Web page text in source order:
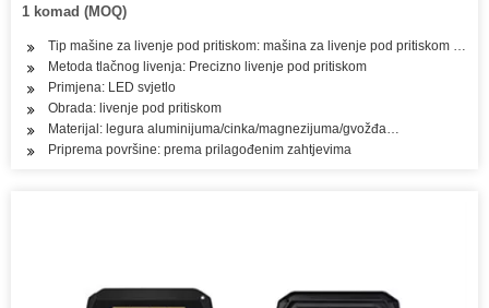
1 komad (MOQ)
Tip mašine za livenje pod pritiskom: mašina za livenje pod pritiskom u
Metoda tlačnog livenja: Precizno livenje pod pritiskom
Primjena: LED svjetlo
Obrada: livenje pod pritiskom
Materijal: legura aluminijuma/cinka/magnezijuma/gvožđa…
Priprema površine: prema prilagođenim zahtjevima